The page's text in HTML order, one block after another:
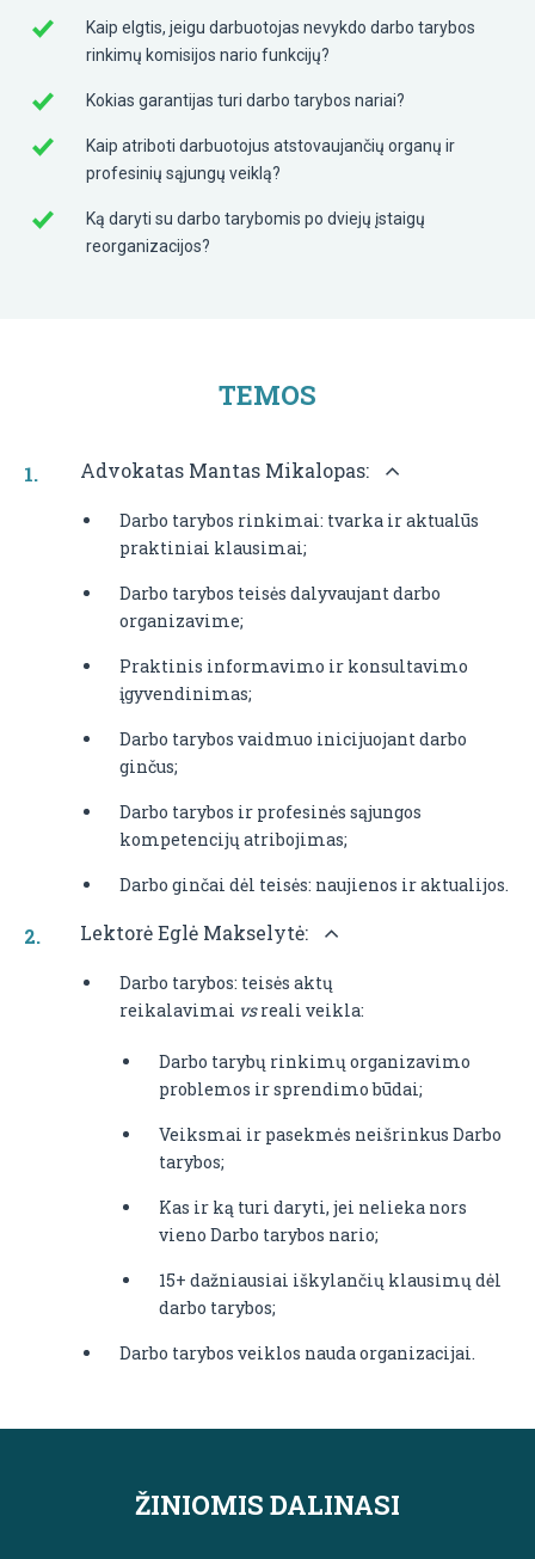
Kaip elgtis, jeigu darbuotojas nevykdo darbo tarybos
rinkimų komisijos nario funkcijų?
Kokias garantijas turi darbo tarybos nariai?
Kaip atriboti darbuotojus atstovaujančių organų ir
profesinių sąjungų veiklą?
Ką daryti su darbo tarybomis po dviejų įstaigų
reorganizacijos?
TEMOS
Advokatas Mantas Mikalopas:
Darbo tarybos rinkimai: tvarka ir aktualūs
praktiniai klausimai;
Darbo tarybos teisės dalyvaujant darbo
organizavime;
Praktinis informavimo ir konsultavimo
įgyvendinimas;
Darbo tarybos vaidmuo inicijuojant darbo
ginčus;
Darbo tarybos ir profesinės sąjungos
kompetencijų atribojimas;
Darbo ginčai dėl teisės: naujienos ir aktualijos.
Lektorė Eglė Makselytė:
Darbo tarybos: teisės aktų
reikalavimai vsreali veikla:
Darbo tarybų rinkimų organizavimo
problemos ir sprendimo būdai;
Veiksmai ir pasekmės neišrinkus Darbo
tarybos;
Kas ir ką turi daryti, jei nelieka nors
vieno Darbo tarybos nario;
15+ dažniausiai iškylančių klausimų dėl
darbo tarybos;
Darbo tarybos veiklos nauda organizacijai.
ŽINIOMIS DALINASI